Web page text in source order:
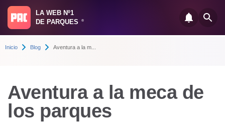
LA WEB Nº1
DE PARQUES
®
Inicio Blog Aventura a la m...
Aventura a la meca de
los parques